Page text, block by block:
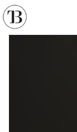
Panneau de gestion